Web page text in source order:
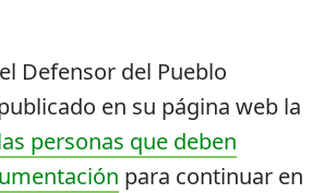
Defensor del Pueblo
en su página web la
personas que deben
para continuar en